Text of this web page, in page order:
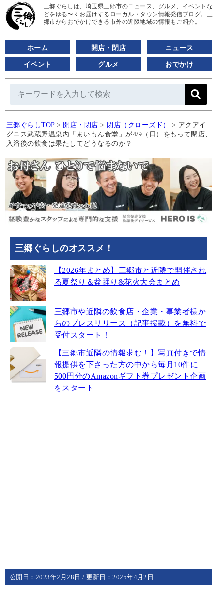
三郷ぐらしは、埼玉県三郷市のニュース、グルメ、イベントな
どをゆる〜くお届けするローカル・タウン情報発信ブログ。三
郷市からおでかけできる市外の近隣地域の情報もご紹介。
ホーム 開店・閉店 ニュース
イベント グルメ おでかけ
三郷ぐらしTOP > 開店・閉店 > 閉店（クローズド） > アクアイ
グニス武蔵野温泉内「まいもん食堂」が4/9（日）をもって閉店、
入浴後の飲食は果たしてどうなるのか？
三郷ぐらしのオススメ！
【2026年まとめ】三郷市と近隣で開催され
る夏祭り＆盆踊り&花火大会まとめ
三郷市や近隣の飲食店・企業・事業者様か
らのプレスリリース（記事掲載）を無料で
受付スタート！
【三郷市近隣の情報求む！】写真付きで情
報提供を下さった方の中から毎月10件に
500円分のAmazonギフト券プレゼント企画
をスタート
公開日： 2023年2月28日 / 更新日：2025年4月2日